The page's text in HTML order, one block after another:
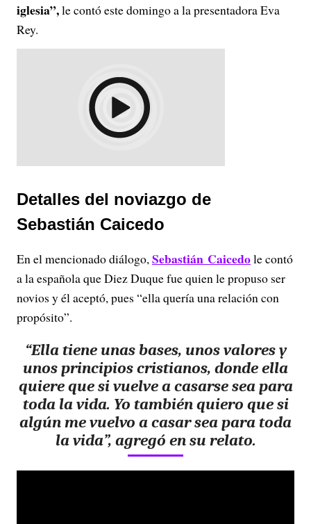
iglesia”,le contó este domingo a la presentadora Eva
Rey.
Detalles del noviazgo de
Sebastián Caicedo
En el mencionado diálogo,Sebastián Caicedole contó
a la española que Diez Duque fue quien le propuso ser
novios y él aceptó, pues “ella quería una relación con
propósito”.
“Ella tiene unas bases, unos valores y
unos principios cristianos, donde ella
quiere que si vuelve a casarse sea para
toda la vida. Yo también quiero que si
algún me vuelvo a casar sea para toda
la vida”, agregó en su relato.